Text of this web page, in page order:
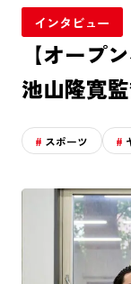
インタビュー
【オープ
池山隆寛
スポーツ